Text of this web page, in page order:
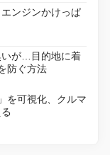
ンジンかけっぱ
いが…目的地に着
防ぐ方法
を可視化、クルマ